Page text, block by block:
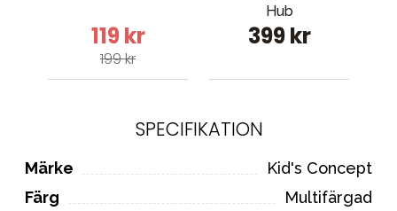
119 kr
199 kr
Hub
399 kr
SPECIFIKATION
Märke
Kid's Concept
Färg
Multifärgad